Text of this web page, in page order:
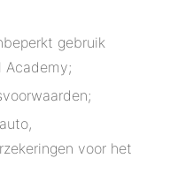
gebruik
Academy;
voor het